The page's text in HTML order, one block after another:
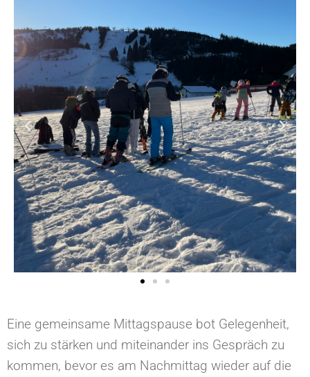
Eine gemeinsame Mittagspause bot Gelegenheit,
sich zu stärken und miteinander ins Gespräch zu
kommen, bevor es am Nachmittag wieder auf die